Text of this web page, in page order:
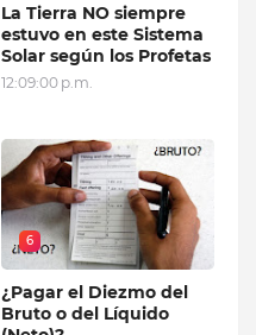
La Tierra NO siempre
estuvo en este Sistema
Solar según los Profetas
12:09:00 p.m.
6
¿Pagar el Diezmo del
Bruto o del Líquido